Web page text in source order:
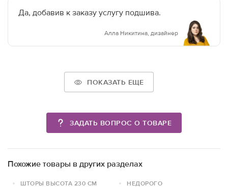
Да, добавив к заказу услугу подшива.
Алла Никитина, дизайнер
ПОКАЗАТЬ ЕЩЕ
ЗАДАТЬ ВОПРОС О ТОВАРЕ
Похожие товары в других разделах
ШТОРЫ ВЫСОТА 230 СМ
НЕДОРОГО